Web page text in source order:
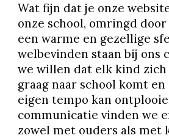
Wat fijn dat je onze
onze school, omringd
een warme en gezellige
welbevinden staan bij ons
we willen dat elk kind zich
graag naar school komt
eigen tempo kan
communicatie vinden we
zowel met ouders als met